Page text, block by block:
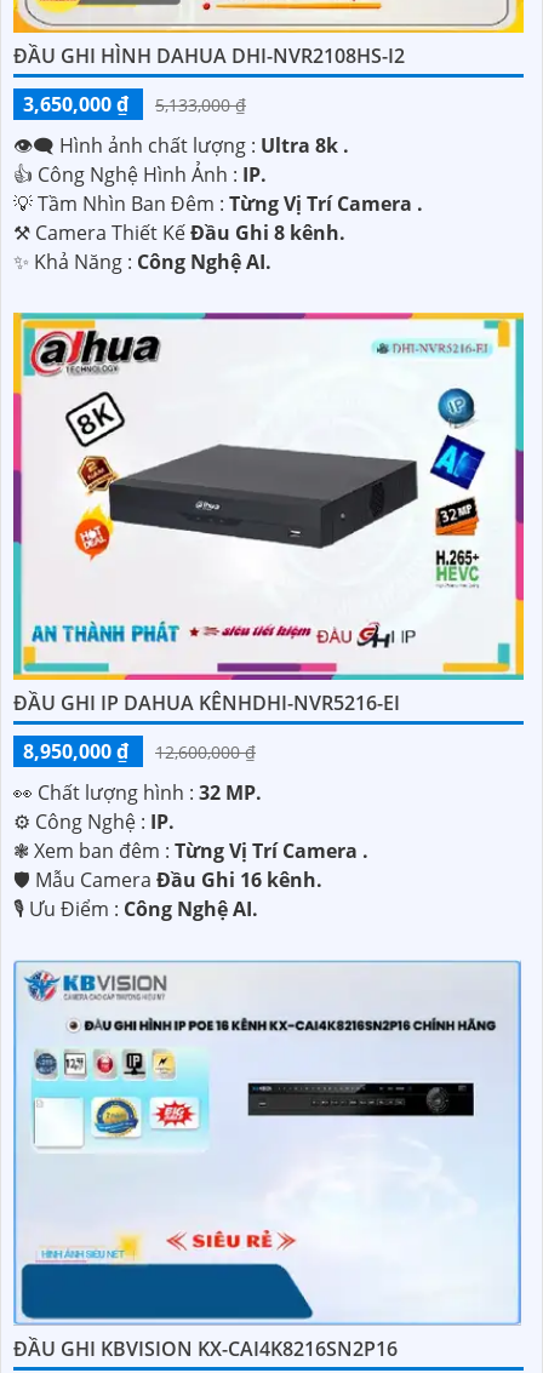
ĐẦU GHI HÌNH DAHUA DHI-NVR2108HS-I2
3,650,000 ₫
5,133,000 ₫
👁️‍🗨 Hình ảnh chất lượng : Ultra 8k .
👍 Công Nghệ Hình Ảnh : IP.
💡 Tầm Nhìn Ban Đêm : Từng Vị Trí Camera .
⚒ Camera Thiết KếĐầu Ghi 8 kênh.
️✨ Khả Năng : Công Nghệ AI.
ĐẦU GHI IP DAHUA KÊNHDHI-NVR5216-EI
8,950,000 ₫
12,600,000 ₫
️👀 Chất lượng hình : 32 MP.
⚙ Công Nghệ : IP.
❃ Xem ban đêm : Từng Vị Trí Camera .
🛡 Mẫu Camera Đầu Ghi 16 kênh.
️🎙 Ưu Điểm : Công Nghệ AI.
ĐẦU GHI KBVISION KX-CAI4K8216SN2P16